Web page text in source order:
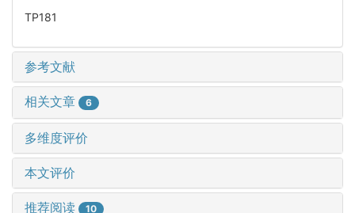
TP181
参考文献
相关文章 6
多维度评价
本文评价
推荐阅读 10